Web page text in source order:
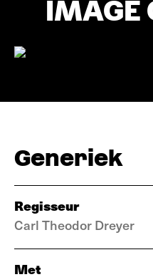
IMAGE
Generiek
Regisseur
Carl Theodor Dreyer
Met